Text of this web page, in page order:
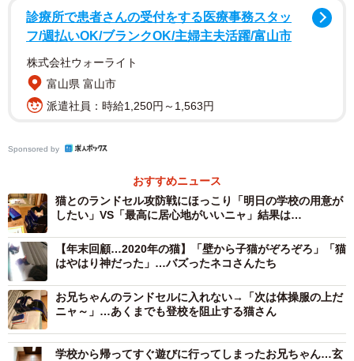
診療所で患者さんの受付をする医療事務スタッ
フ/週払いOK/ブランクOK/主婦主夫活躍/富山市
株式会社ウォーライト
富山県 富山市
派遣社員：時給1,250円～1,563円
Sponsored by
おすすめニュース
猫とのランドセル攻防戦にほっこり「明日の学校の用意が
したい」VS「最高に居心地がいいニャ」結果は…
【年末回顧…2020年の猫】「壁から子猫がぞろぞろ」「猫
はやはり神だった」…バズったネコさんたち
お兄ちゃんのランドセルに入れない→「次は体操服の上だ
ニャ～」…あくまでも登校を阻止する猫さん
学校から帰ってすぐ遊びに行ってしまったお兄ちゃん…玄